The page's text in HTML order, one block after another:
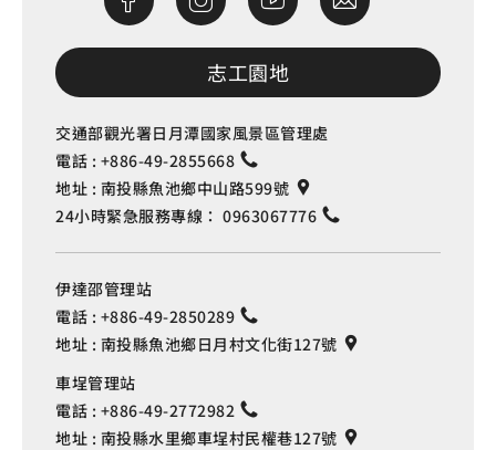
志工園地
交通部觀光署日月潭國家風景區管理處
電話 : +886-49-2855668
地址 : 南投縣魚池鄉中山路599號
24小時緊急服務專線： 0963067776
伊達邵管理站
電話 : +886-49-2850289
地址 : 南投縣魚池鄉日月村文化街127號
車埕管理站
電話 : +886-49-2772982
地址 : 南投縣水里鄉車埕村民權巷127號